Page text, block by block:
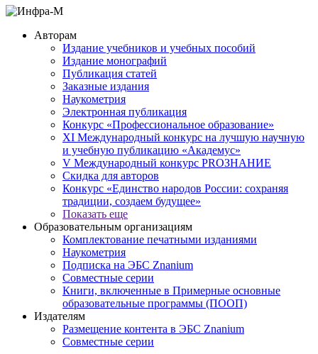
Авторам
Издание учебников и учебных пособий
Издание монографий
Публикация статей
Заказные издания
Наукометрия
Электронная публикация
Конкурс «Профессиональное образование»
XI Международный конкурс на лучшую научную
и учебную публикацию «Академус»
V Международный конкурс PROЗНАНИЕ
Скидка для авторов
Конкурс «Единство народов России: сохраняя
традиции, создаем будущее»
Показать еще
Образовательным организациям
Комплектование печатными изданиями
Наукометрия
Подписка на ЭБС Znanium
Совместные серии
Книги, включенные в Примерные основные
образовательные программы (ПООП)
Издателям
Размещение контента в ЭБС Znanium
Совместные серии